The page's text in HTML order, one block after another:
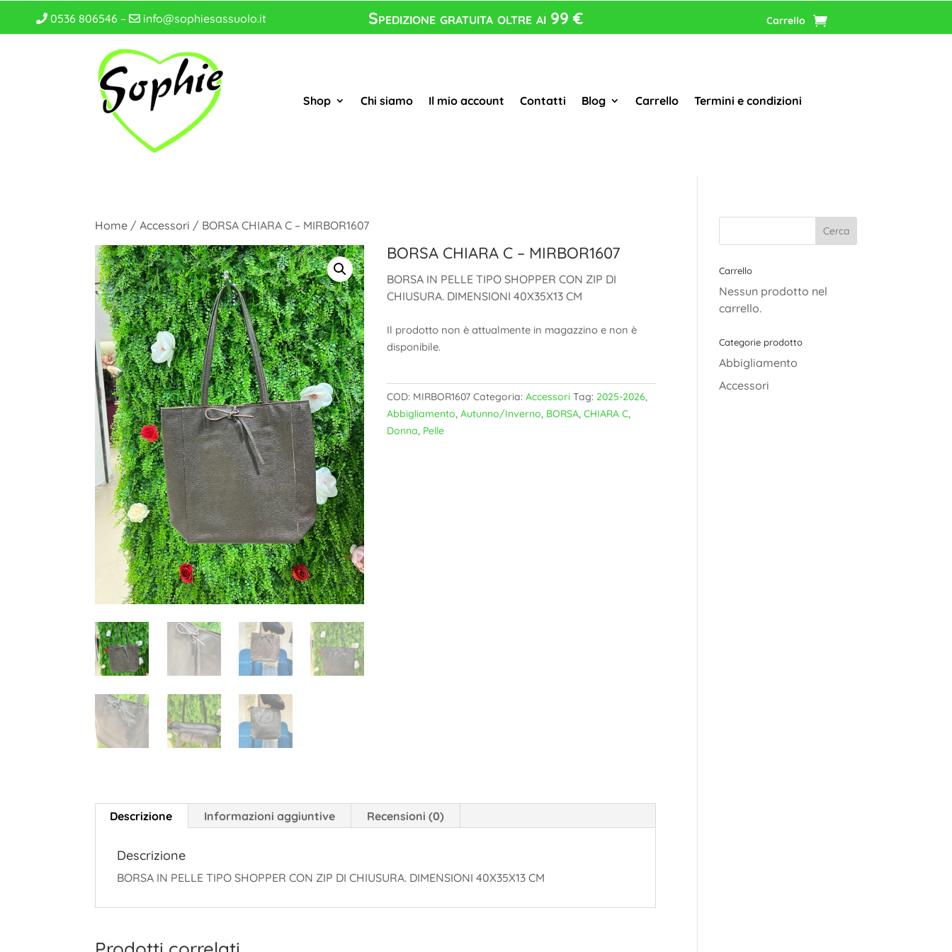
0536 806546 – info@sophiesassuolo.it Spedizione gratuita oltre ai 99 € Carrello
Shop Chi siamo Il mio account Contatti Blog Carrello Termini e condizioni
Home /Accessori / BORSA CHIARA C – MIRBOR1607
BORSA CHIARA C – MIRBOR1607
BORSA IN PELLE TIPO SHOPPER CON ZIP DI
CHIUSURA. DIMENSIONI 40X35X13 CM
Il prodotto non è attualmente in magazzino e non è
disponibile.
COD: MIRBOR1607 Categoria:Accessori Tag: 2025-2026,
Abbigliamento,Autunno/Inverno, BORSA,CHIARA C,
Donna, Pelle
Descrizione Informazioni aggiuntive Recensioni (0)
Descrizione
BORSA IN PELLE TIPO SHOPPER CON ZIP DI CHIUSURA. DIMENSIONI 40X35X13 CM
Carrello
Nessun prodotto nel
carrello.
Categorie prodotto
Abbigliamento
Accessori